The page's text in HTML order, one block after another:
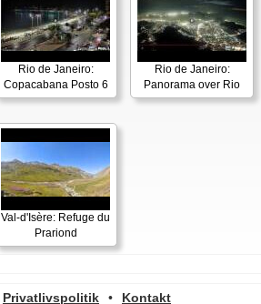
Rio de Janeiro:
Copacabana Posto 6
Rio de Janeiro:
Panorama over Rio
Val-d'Isère: Refuge du
Prariond
Privatlivspolitik • Kontakt